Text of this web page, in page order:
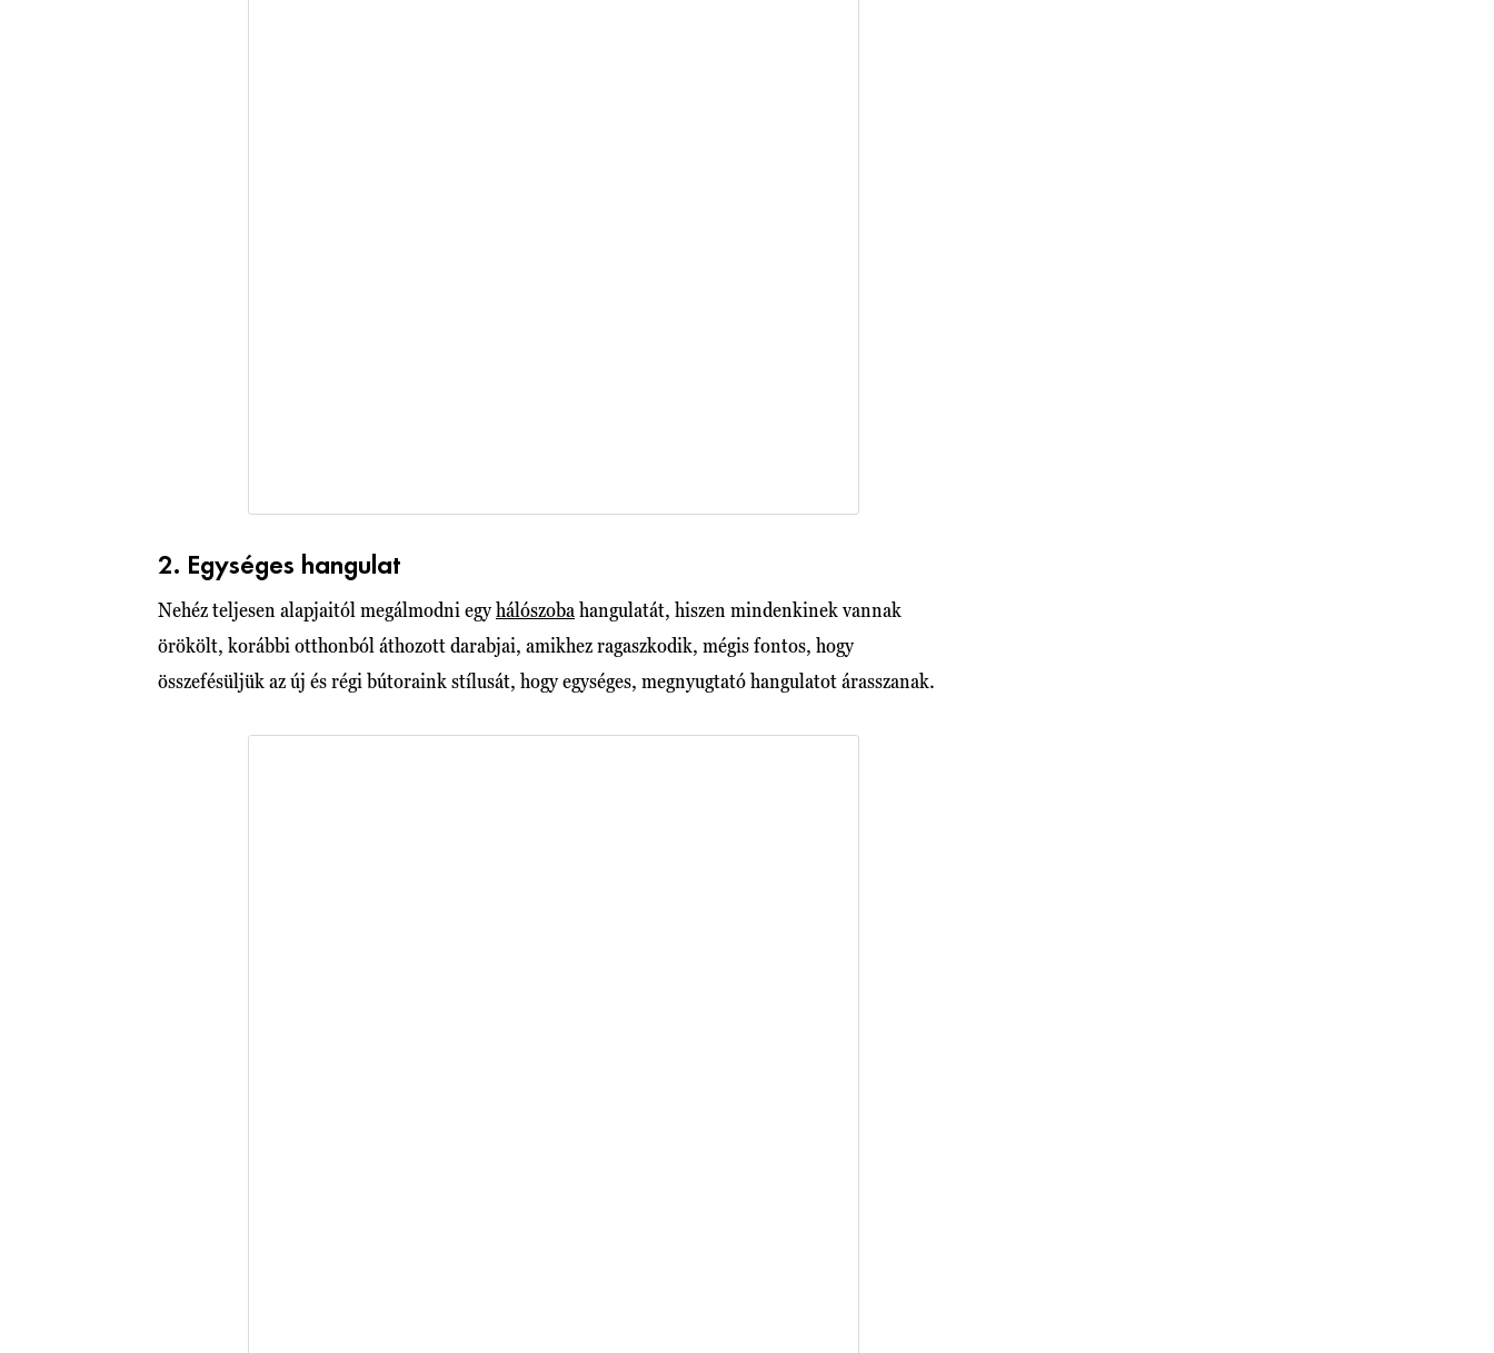
2. Egységes hangulat
Nehéz teljesen alapjaitól megálmodni egyhálószoba hangulatát, hiszen mindenkinek vannak
örökölt, korábbi otthonból áthozott darabjai, amikhez ragaszkodik, mégis fontos, hogy
összefésüljük az új és régi bútoraink stílusát, hogy egységes, megnyugtató hangulatot árasszanak.